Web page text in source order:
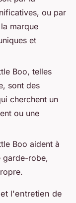
ou par
marque
et
Boo, telles
sont des
cherchent un
ou une
Boo aident à
garde-robe,
l'entretien de